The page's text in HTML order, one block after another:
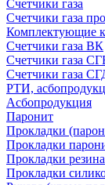
Счетчики газа
Счетчики газа
Комплектующие к
Счетчики газа ВК
Счетчики газа
Счетчики газа
РТИ,
Асбопродукция
Паронит
Прокладки
Прокладки
Прокладки резина
Прокладки